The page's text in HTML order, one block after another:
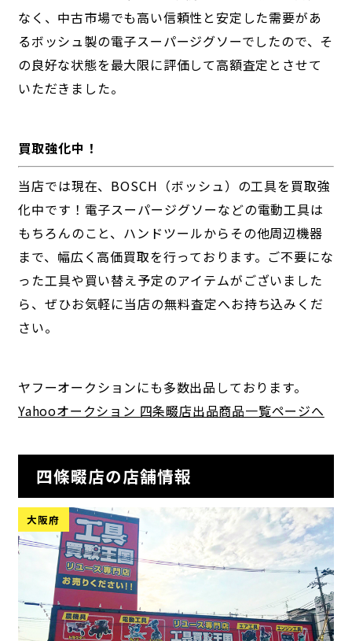
なく、中古市場でも高い信頼性と安定した需要があ
るボッシュ製の電子スーパージグソーでしたので、そ
の良好な状態を最大限に評価して高額査定とさせて
いただきました。
買取強化中！
当店では現在、BOSCH（ボッシュ）の工具を買取強
化中です！電子スーパージグソーなどの電動工具は
もちろんのこと、ハンドツールからその他周辺機器
まで、幅広く高価買取を行っております。ご不要にな
った工具や買い替え予定のアイテムがございました
ら、ぜひお気軽に当店の無料査定へお持ち込みくだ
さい。
ヤフーオークションにも多数出品しております。
Yahooオークション 四条畷店出品商品一覧ページへ
四條畷店の店舗情報
大阪府